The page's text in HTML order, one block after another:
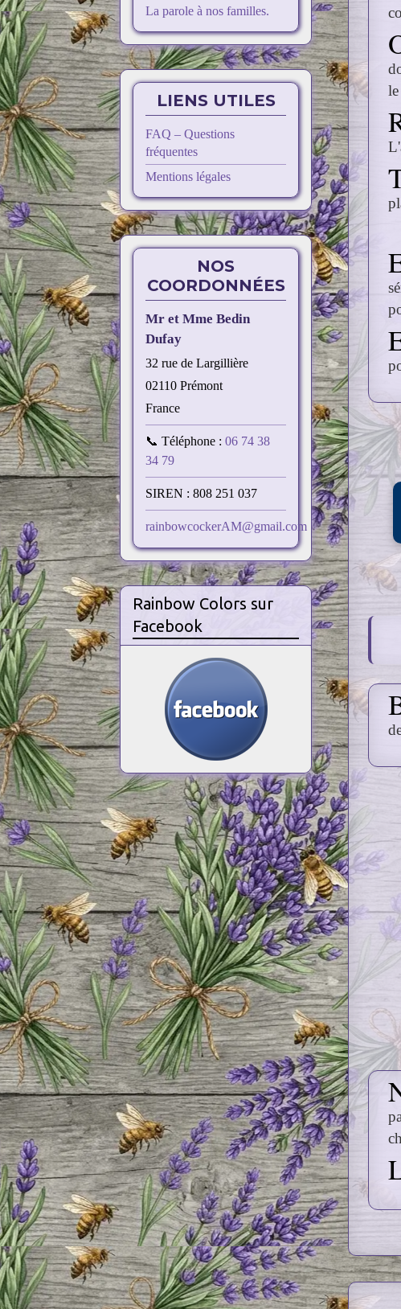
le
La parole à nos familles.
LIENS UTILES
FAQ – Questions
fréquentes
Mentions légales
NOS
COORDONNÉES
Mr et Mme Bedin
Dufay
32 rue de Largillière
02110 Prémont
France
📞 Téléphone :06 74 38
34 79
SIREN : 808 251 037
rainbowcockerAM@gmail.com
Rainbow Colors sur
Facebook